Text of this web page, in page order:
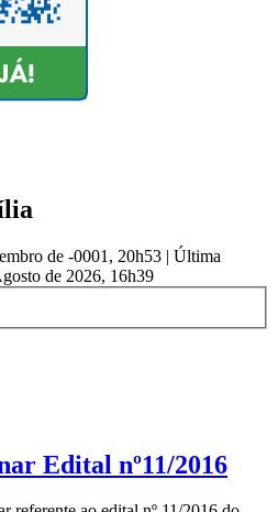
de -0001, 20h53 | Última
de 2026, 16h39
Edital nº11/2016